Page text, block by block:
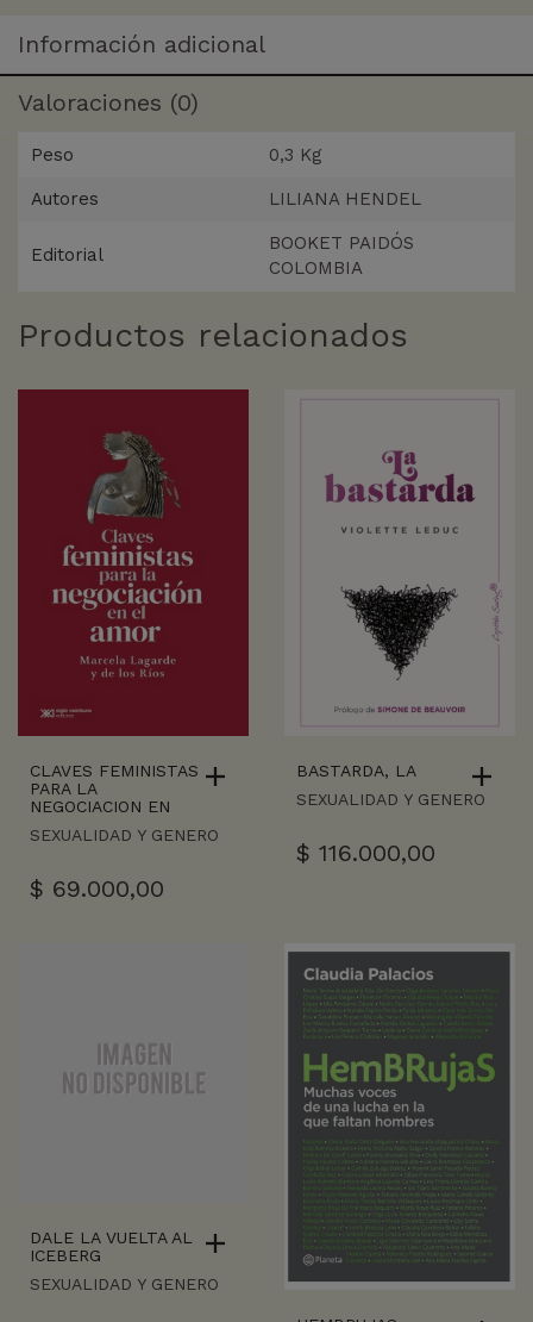
Información adicional
Valoraciones (0)
Peso 0,3 Kg
Autores LILIANA HENDEL
Editorial
BOOKET PAIDÓS
COLOMBIA
Productos relacionados
CLAVES FEMINISTAS
PARA LA
NEGOCIACION EN
SEXUALIDAD Y GENERO
$ 69.000,00
BASTARDA, LA
SEXUALIDAD Y GENERO
$ 116.000,00
DALE LA VUELTA AL
ICEBERG
SEXUALIDAD Y GENERO